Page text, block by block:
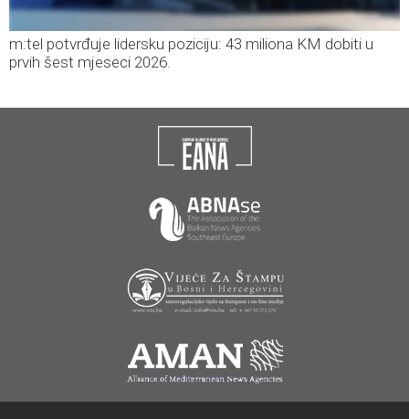
m:tel potvrđuje lidersku poziciju: 43 miliona KM dobiti u
prvih šest mjeseci 2026.